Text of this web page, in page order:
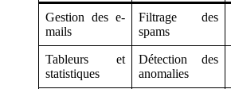
Gestion des e-
mails
Filtrage des
spams
Tableurs et
statistiques
Détection des
anomalies